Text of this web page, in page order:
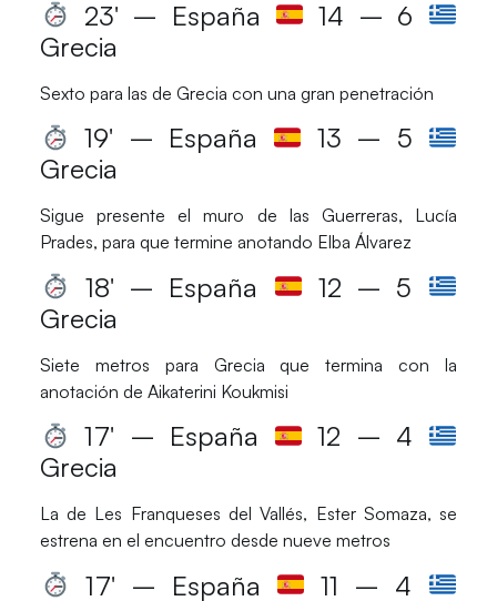
23′ – España
14 – 6
Grecia
Sexto para las de Grecia con una gran penetración
19′ – España
13 – 5
Grecia
Sigue presente el muro de las Guerreras, Lucía
Prades, para que termine anotando Elba Álvarez
18′ – España
12 – 5
Grecia
Siete metros para Grecia que termina con la
anotación de Aikaterini Koukmisi
17′ – España
12 – 4
Grecia
La de Les Franqueses del Vallés, Ester Somaza, se
estrena en el encuentro desde nueve metros
17′ – España
11 – 4